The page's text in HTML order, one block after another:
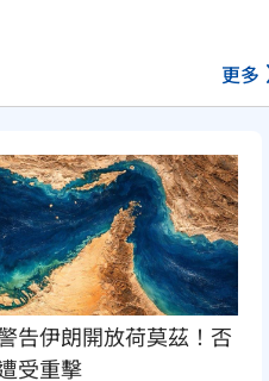
更多
告伊朗開放荷莫茲！否
受重擊